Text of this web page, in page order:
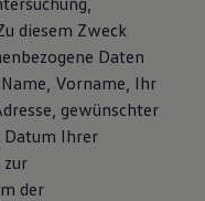
diesem Zweck
Daten
Vorname, Ihr
gewünschter
Datum Ihrer
der